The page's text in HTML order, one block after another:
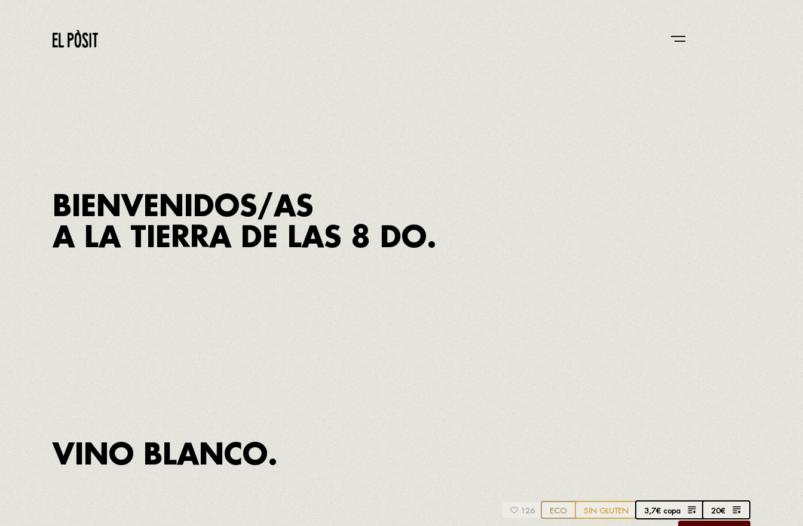
BIENVENIDOS/AS
A LA TIERRA DE LAS 8 DO.
Somos la provincia de España con más Denominaciones de Origen vitivinícolas.
APROPPÒSIT es la marca de KM
y comercio justo que reúne a los mejores enólogos y bodegas para que disfrutes de una gran
experiencia gastronómica, única y de territorio.
VINO BLANCO.
20€
3,7€ copa
SIN GLUTEN
ECO
126